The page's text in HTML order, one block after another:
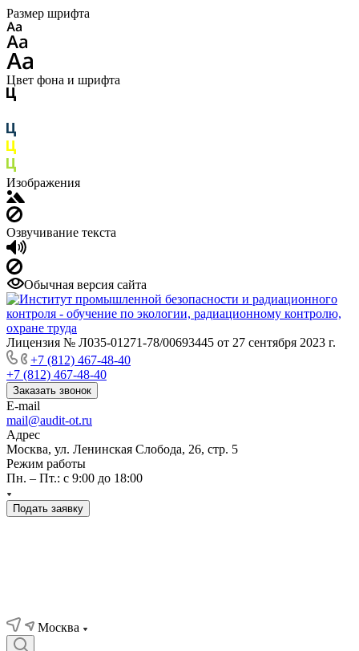
Размер шрифта
Цвет фона и шрифта
Изображения
Озвучивание текста
Обычная версия сайта
Лицензия № Л035-01271-78/00693445 от 27 сентября 2023 г.
+7 (812) 467-48-40
+7 (812) 467-48-40
Заказать звонок
E-mail
mail@audit-ot.ru
Адрес
Москва, ул. Ленинская Слобода, 26, стр. 5
Режим работы
Пн. – Пт.: с 9:00 до 18:00
Подать заявку
Москва